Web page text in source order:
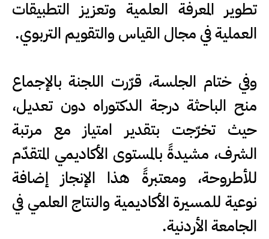
تطوير المعرفة العلمية وتعزيز التطبيقات
العملية في مجال القياس والتقويم التربوي.
وفي ختام الجلسة، قرّرت اللجنة بالإجماع
منح الباحثة درجة الدكتوراه دون تعديل،
حيث تخرّجت بتقدير امتياز مع مرتبة
الشرف، مشيدةً بالمستوى الأكاديمي المتقدّم
للأطروحة، ومعتبرةً هذا الإنجاز إضافة
نوعية للمسيرة الأكاديمية والنتاج العلمي في
الجامعة الأردنية.